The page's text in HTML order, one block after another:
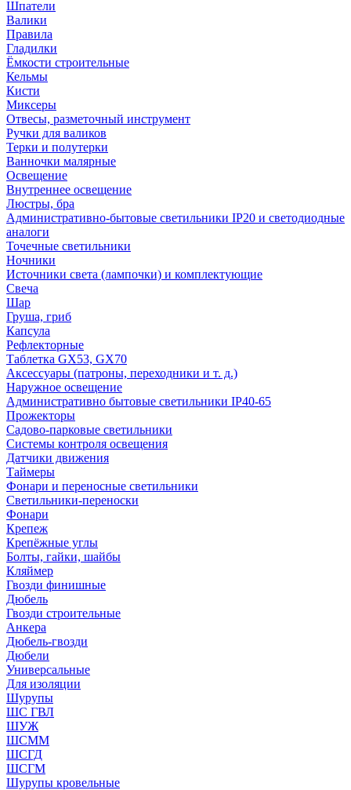
Шпатели
Валики
Правила
Гладилки
Ёмкости строительные
Кельмы
Кисти
Миксеры
Отвесы, разметочный инструмент
Ручки для валиков
Терки и полутерки
Ванночки малярные
Освещение
Внутреннее освещение
Люстры, бра
Административно-бытовые светильники IP20 и светодиодные
аналоги
Точечные светильники
Ночники
Источники света (лампочки) и комплектующие
Свеча
Шар
Груша, гриб
Капсула
Рефлекторные
Таблетка GX53, GX70
Аксессуары (патроны, переходники и т. д.)
Наружное освещение
Административно бытовые светильники IP40-65
Прожекторы
Садово-парковые светильники
Системы контроля освещения
Датчики движения
Таймеры
Фонари и переносные светильники
Светильники-переноски
Фонари
Крепеж
Крепёжные углы
Болты, гайки, шайбы
Кляймер
Гвозди финишные
Дюбель
Гвозди строительные
Анкера
Дюбель-гвозди
Дюбели
Универсальные
Для изоляции
Шурупы
ШС ГВЛ
ШУЖ
ШСММ
ШСГД
ШСГМ
Шурупы кровельные